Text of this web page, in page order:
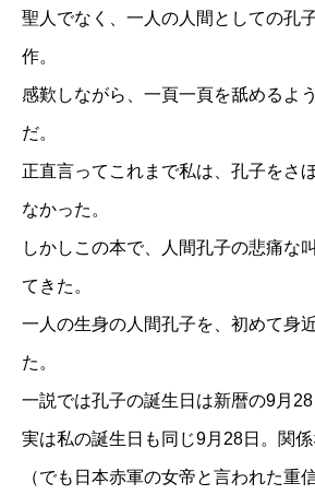
聖人でなく、一人の人間としての孔
作。
感歎しながら、一頁一頁を舐めるよ
だ。
正直言ってこれまで私は、孔子をさ
なかった。
しかしこの本で、人間孔子の悲痛な
てきた。
一人の生身の人間孔子を、初めて身
た。
一説では孔子の誕生日は新暦の9月28
実は私の誕生日も同じ9月28日。関
（でも日本赤軍の女帝と言われた重